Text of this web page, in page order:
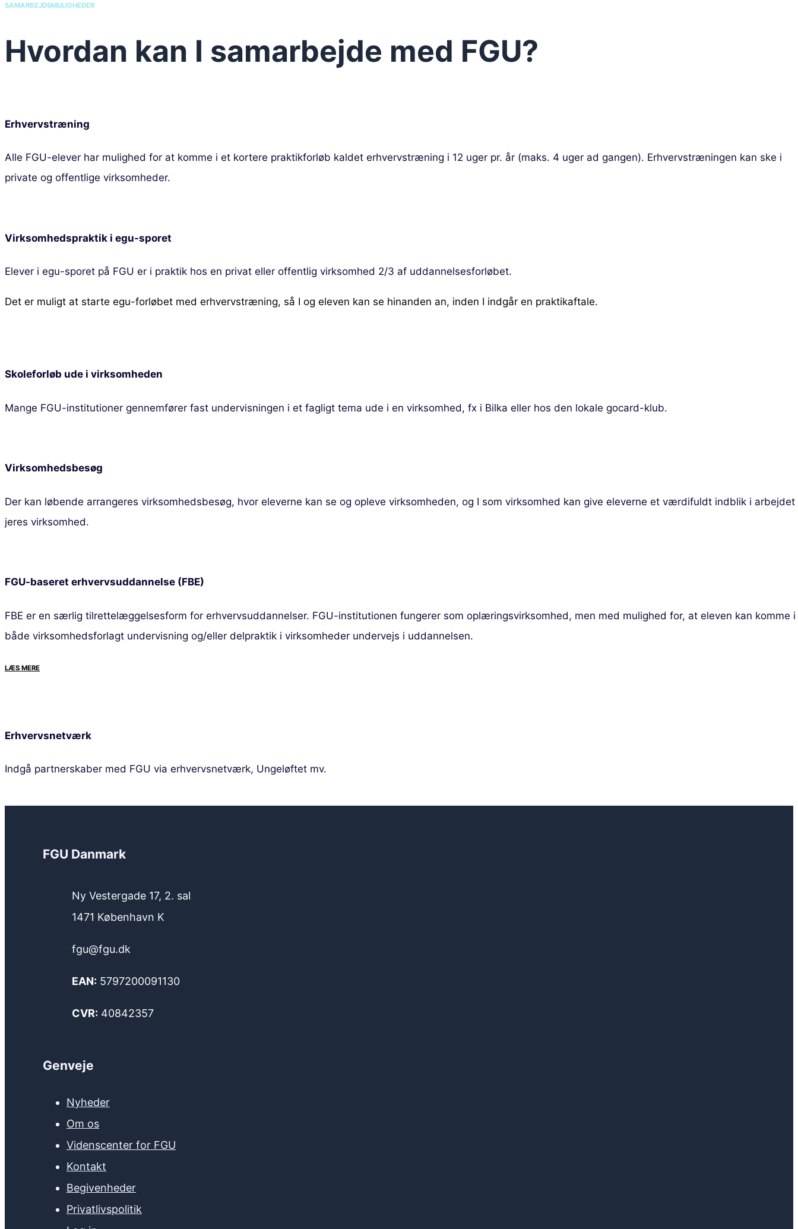
SAMARBEJDSMULIGHEDER
Hvordan kan I samarbejde med FGU?
Erhvervstræning
Alle FGU-elever har mulighed for at komme i et kortere praktikforløb kaldet erhvervstræning i 12 uger pr. år (maks. 4 uger ad gangen). Erhvervstræningen kan ske i
private og offentlige virksomheder.
Virksomhedspraktik i egu-sporet
Elever i egu-sporet på FGU er i praktik hos en privat eller offentlig virksomhed 2/3 af uddannelsesforløbet.
Det er muligt at starte egu-forløbet med erhvervstræning, så I og eleven kan se hinanden an, inden I indgår en praktikaftale.
Skoleforløb ude i virksomheden
Mange FGU-institutioner gennemfører fast undervisningen i et fagligt tema ude i en virksomhed, fx i Bilka eller hos den lokale gocard-klub.
Virksomhedsbesøg
Der kan løbende arrangeres virksomhedsbesøg, hvor eleverne kan se og opleve virksomheden, og I som virksomhed kan give eleverne et værdifuldt indblik i arbejdet
jeres virksomhed.
FGU-baseret erhvervsuddannelse (FBE)
FBE er en særlig tilrettelæggelsesform for erhvervsuddannelser. FGU-institutionen fungerer som oplæringsvirksomhed, men med mulighed for, at eleven kan komme i
både virksomhedsforlagt undervisning og/eller delpraktik i virksomheder undervejs i uddannelsen.
LÆS MERE
Erhvervsnetværk
Indgå partnerskaber med FGU via erhvervsnetværk, Ungeløftet mv.
FGU Danmark
Ny Vestergade 17, 2. sal
1471 København K
fgu@fgu.dk
EAN: 5797200091130
CVR: 40842357
Genveje
Nyheder
Om os
Videnscenter for FGU
Kontakt
Begivenheder
Privatlivspolitik